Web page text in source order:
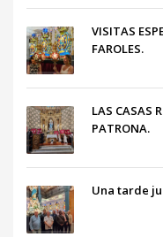
VISITAS
FAROLES.
LAS CASAS
PATRONA.
Una tarde